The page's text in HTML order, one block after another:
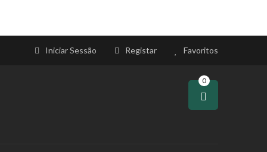
Favoritos
Registar
Iniciar Sessão
0